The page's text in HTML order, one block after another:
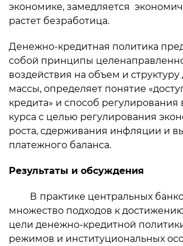
экономике, замедляется
растет безработица.
Денежно-кредитная политика
собой принципы
воздействия на объем и
массы, определяет понятие
кредита» и способ регулирования
курса с целью регулирования
роста, сдерживания инфляции и
платежного баланса.
Результаты и обсуждения
В практике центральных
множество подходов к
цели денежно-кредитной
режимов и институциональных